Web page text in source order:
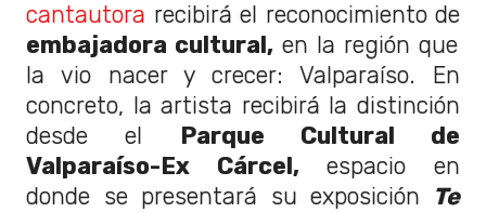
cantautora recibirá el reconocimiento de
embajadora cultural, en la región que
la vio nacer y crecer: Valparaíso. En
concreto, la artista recibirá la distinción
desde el Parque Cultural de
Valparaíso-Ex Cárcel,espacio en
donde se presentará su exposición Te